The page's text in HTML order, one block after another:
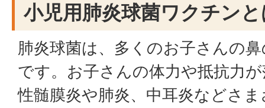
小児用肺炎球菌ワクチン
肺炎球菌は、多くのお子さんの
です。お子さんの体力や抵抗力
性髄膜炎や肺炎、中耳炎などさ